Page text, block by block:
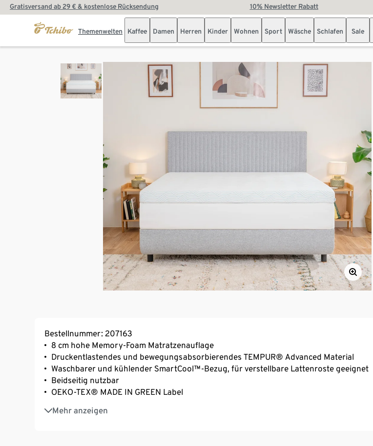
Gratisversand ab 29 € & kostenlose Rücksendung 10% Newsletter Rabatt
Themenwelten Kaffee Damen Herren Kinder Wohnen Sport Wäsche Schlafen Sale
Bestellnummer: 207163
8 cm hohe Memory-Foam Matratzenauflage
Druckentlastendes und bewegungsabsorbierendes TEMPUR® Advanced Material
Waschbarer und kühlender SmartCool™-Bezug, für verstellbare Lattenroste geeignet
Beidseitig nutzbar
OEKO-TEX® MADE IN GREEN Label
Mehr anzeigen
Made in Denmark
10 Jahre Herstellgarantie